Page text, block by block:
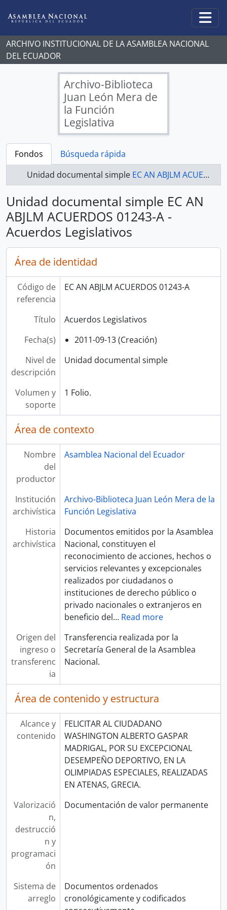
ARCHIVO INSTITUCIONAL DE LA ASAMBLEA NACIONAL
DEL ECUADOR
Archivo-Biblioteca
Juan León Mera de
la Función
Legislativa
Fondos
Búsqueda rápida
Unidad documental simple EC AN ABJLM ACUERDOS 01243-A - Acuerdos Legislativos
Unidad documental simple EC AN
ABJLM ACUERDOS 01243-A -
Acuerdos Legislativos
Área de identidad
Código de
referencia
EC AN ABJLM ACUERDOS 01243-A
Título
Acuerdos Legislativos
Fecha(s)
2011-09-13 (Creación)
Nivel de
descripción
Unidad documental simple
Volumen y
soporte
1 Folio.
Área de contexto
Nombre
del
productor
Asamblea Nacional del Ecuador
Institución
archivística
Archivo-Biblioteca Juan León Mera de la
Función Legislativa
Historia
archivística
Documentos emitidos por la Asamblea
Nacional, constituyen el
reconocimiento de acciones, hechos o
servicios relevantes y excepcionales
realizados por ciudadanos o
instituciones de derecho público o
privado nacionales o extranjeros en
beneficio del… Read more
Origen del
ingreso o
transferenc
ia
Transferencia realizada por la
Secretaría General de la Asamblea
Nacional.
Área de contenido y estructura
Alcance y
contenido
FELICITAR AL CIUDADANO
WASHINGTON ALBERTO GASPAR
MADRIGAL, POR SU EXCEPCIONAL
DESEMPEÑO DEPORTIVO, EN LA
OLIMPIADAS ESPECIALES, REALIZADAS
EN ATENAS, GRECIA.
Valorizació
n,
destrucció
n y
programaci
ón
Documentación de valor permanente
Sistema de
arreglo
Documentos ordenados
cronológicamente y codificados